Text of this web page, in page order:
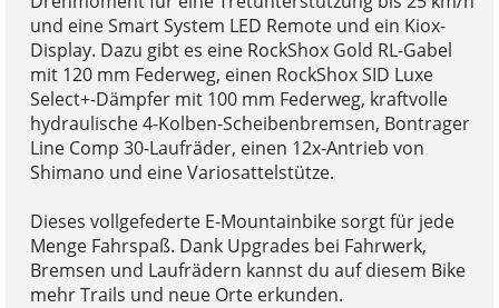
und eine Smart System LED Remote und ein Kiox-
Display. Dazu gibt es eine RockShox Gold RL-Gabel
mit 120 mm Federweg, einen RockShox SID Luxe
Select+-Dämpfer mit 100 mm Federweg, kraftvolle
hydraulische 4-Kolben-Scheibenbremsen, Bontrager
Line Comp 30-Laufräder, einen 12x-Antrieb von
Shimano und eine Variosattelstütze.
Dieses vollgefederte E-Mountainbike sorgt für jede
Menge Fahrspaß. Dank Upgrades bei Fahrwerk,
Bremsen und Laufrädern kannst du auf diesem Bike
mehr Trails und neue Orte erkunden.